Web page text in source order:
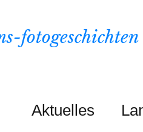
fotogeschichten
Aktuelles